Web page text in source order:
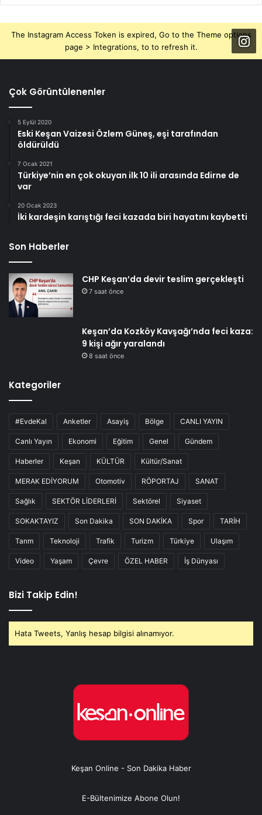
The Instagram Access Token is expired, Go to the Theme options
page > Integrations, to to refresh it.
Çok Görüntülenenler
5 Eylül 2020
Eski Keşan Vaizesi Özlem Güneş, eşi tarafından
öldürüldü
7 Ocak 2021
Türkiye’nin en çok okuyan ilk 10 ili arasında Edirne de
var
20 Ocak 2023
İki kardeşin karıştığı feci kazada biri hayatını kaybetti
Son Haberler
CHP Keşan’da devir teslim gerçekleşti
7 saat önce
Keşan’da Kozköy Kavşağı’nda feci kaza:
9 kişi ağır yaralandı
8 saat önce
Kategoriler
#EvdeKal Anketler Asayiş Bölge CANLI YAYIN
Canlı Yayın Ekonomi Eğitim Genel Gündem
Haberler Keşan KÜLTÜR Kültür/Sanat
MERAK EDİYORUM Otomotiv RÖPORTAJ SANAT
Sağlık SEKTÖR LİDERLERİ Sektörel Siyaset
SOKAKTAYIZ Son Dakika SON DAKİKA Spor TARİH
Tarım Teknoloji Trafik Turizm Türkiye Ulaşım
Video Yaşam Çevre ÖZEL HABER İş Dünyası
Bizi Takip Edin!
Hata Tweets, Yanlış hesap bilgisi alınamıyor.
Keşan Online - Son Dakika Haber
E-Bültenimize Abone Olun!